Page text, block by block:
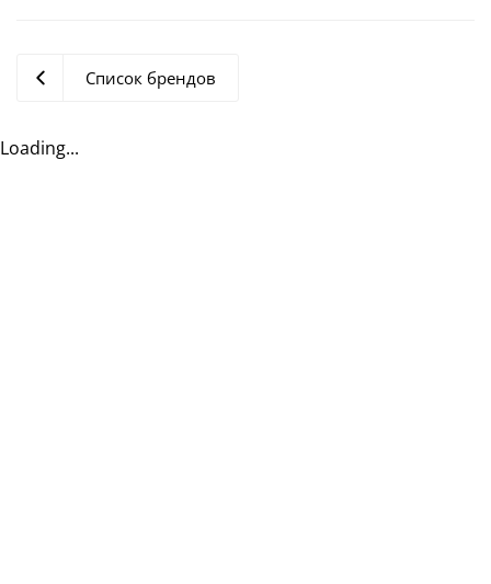
Список брендов
Loading...